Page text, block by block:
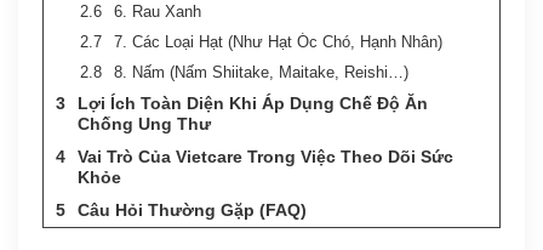
6. Rau Xanh
7. Các Loại Hạt (Như Hạt Óc Chó, Hạnh Nhân)
8. Nấm (Nấm Shiitake, Maitake, Reishi…)
Lợi Ích Toàn Diện Khi Áp Dụng Chế Độ Ăn
Chống Ung Thư
Vai Trò Của Vietcare Trong Việc Theo Dõi Sức
Khỏe
Câu Hỏi Thường Gặp (FAQ)